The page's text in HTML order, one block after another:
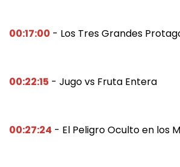
00:17:00 - Los Tres Grandes
00:22:15 - Jugo vs Fruta Entera
00:27:24 - El Peligro Oculto en los